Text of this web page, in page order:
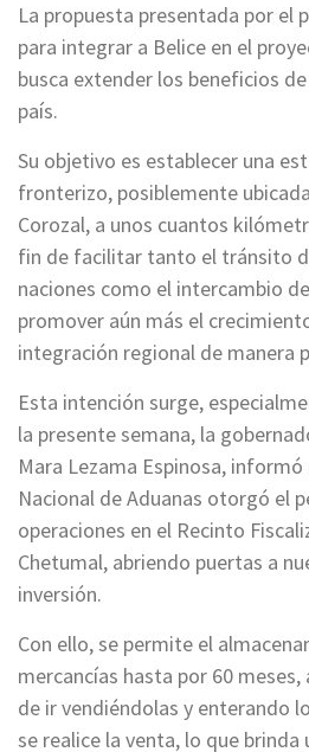
La propuesta presentada por el
para integrar a Belice en el
busca extender los beneficios
país.
Su objetivo es establecer una
fronterizo, posiblemente
Corozal, a unos cuantos
fin de facilitar tanto el tránsito
naciones como el intercambio
promover aún más el
integración regional de manera
Esta intención surge,
la presente semana, la
Mara Lezama Espinosa, informó
Nacional de Aduanas otorgó el
operaciones en el Recinto
Chetumal, abriendo puertas a
inversión.
Con ello, se permite el
mercancías hasta por 60
de ir vendiéndolas y enterando
se realice la venta, lo que brinda